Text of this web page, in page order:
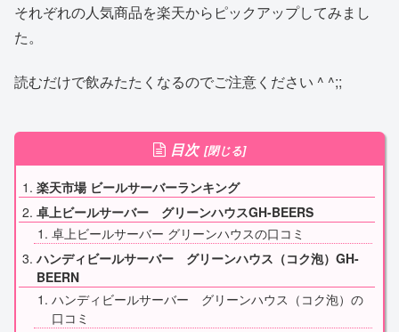
それぞれの人気商品を楽天からピックアップしてみまし
た。
読むだけで飲みたたくなるのでご注意ください ^ ^;;
目次
楽天市場 ビールサーバーランキング
卓上ビールサーバー グリーンハウスGH-BEERS
卓上ビールサーバー グリーンハウスの口コミ
ハンディビールサーバー グリーンハウス（コク泡）GH-
BEERN
ハンディビールサーバー グリーンハウス（コク泡）の
口コミ